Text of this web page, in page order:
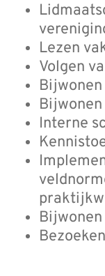
Lezen
Volgen
Interne